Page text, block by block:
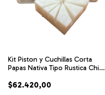
Kit Piston y Cuchillas Corta
Papas Nativa Tipo Rustica Chica
$62.420,00